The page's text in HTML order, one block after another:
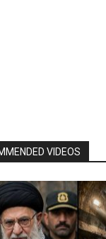
VIDEOS